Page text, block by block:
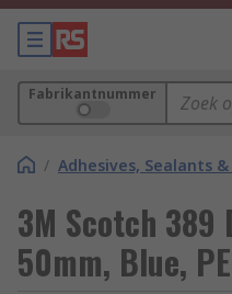
Fabrikantnummer
/ Adhesives, Sealants
3M Scotch 389
50mm, Blue,